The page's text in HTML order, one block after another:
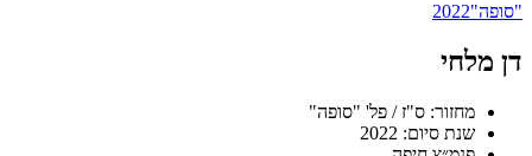
"סופה"2022
דן מלחי
מחזור: ס"ז / פל' "סופה"
שנת סיום: 2022